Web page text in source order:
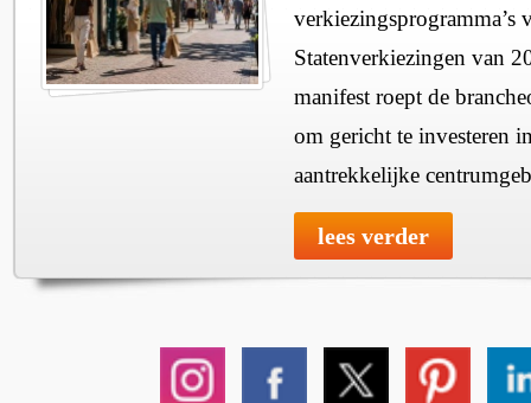
verkiezingsprogramma’s
Statenverkiezingen van
manifest roept de
om gericht te investeren
aantrekkelijke
lees verder